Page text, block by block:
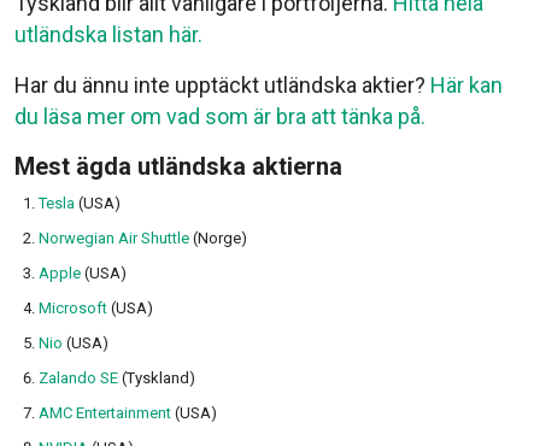
utländska listan här.
Har du ännu inte upptäckt utländska aktier? Här kan
du läsa mer om vad som är bra att tänka på.
Mest ägda utländska aktierna
Tesla (USA)
Norwegian Air Shuttle (Norge)
Apple (USA)
Microsoft (USA)
Nio (USA)
Zalando SE (Tyskland)
AMC Entertainment (USA)